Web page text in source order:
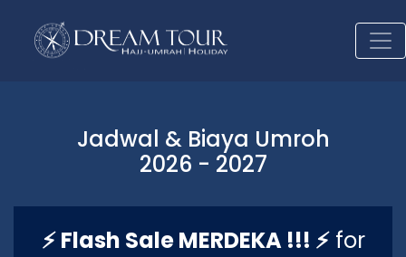
Jadwal & Biaya Umroh
2026 - 2027
⚡ Flash Sale MERDEKA !!! ⚡for